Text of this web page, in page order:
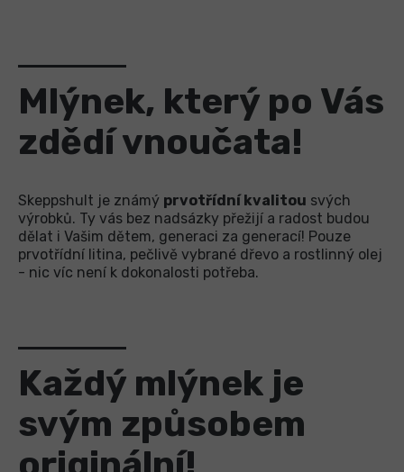
Mlýnek, který po Vás
zdědí vnoučata!
Skeppshult je známý prvotřídní kvalitou svých
výrobků. Ty vás bez nadsázky přežijí a radost budou
dělat i Vašim dětem, generaci za generací! Pouze
prvotřídní litina, pečlivě vybrané dřevo a rostlinný olej
- nic víc není k dokonalosti potřeba.
Každý mlýnek je
svým způsobem